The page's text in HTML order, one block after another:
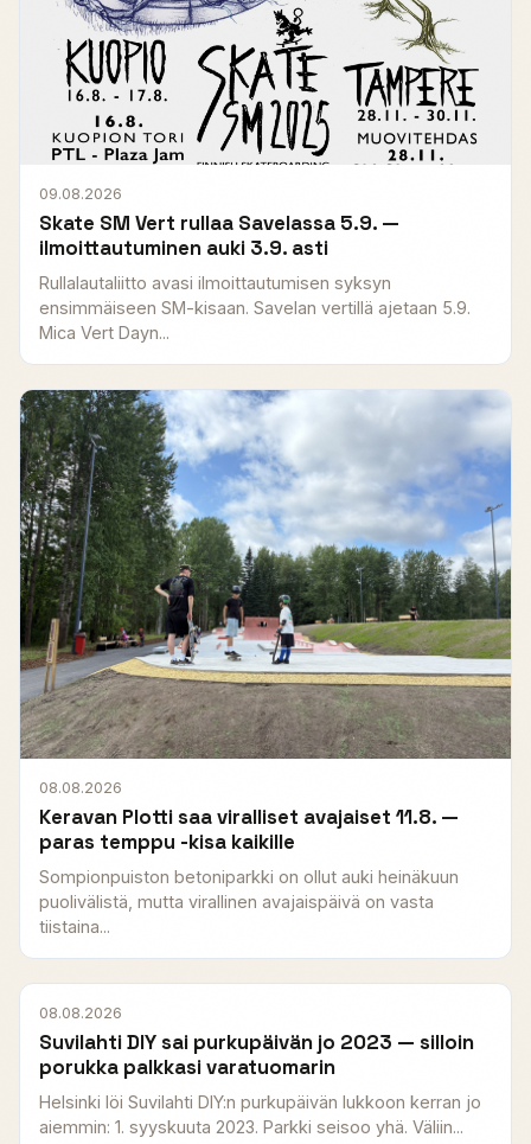
09.08.2026
Skate SM Vert rullaa Savelassa 5.9. —
ilmoittautuminen auki 3.9. asti
Rullalautaliitto avasi ilmoittautumisen syksyn
ensimmäiseen SM-kisaan. Savelan vertillä ajetaan 5.9.
Mica Vert Dayn...
08.08.2026
Keravan Plotti saa viralliset avajaiset 11.8. —
paras temppu -kisa kaikille
Sompionpuiston betoniparkki on ollut auki heinäkuun
puolivälistä, mutta virallinen avajaispäivä on vasta
tiistaina...
08.08.2026
Suvilahti DIY sai purkupäivän jo 2023 — silloin
porukka palkkasi varatuomarin
Helsinki löi Suvilahti DIY:n purkupäivän lukkoon kerran jo
aiemmin: 1. syyskuuta 2023. Parkki seisoo yhä. Väliin...